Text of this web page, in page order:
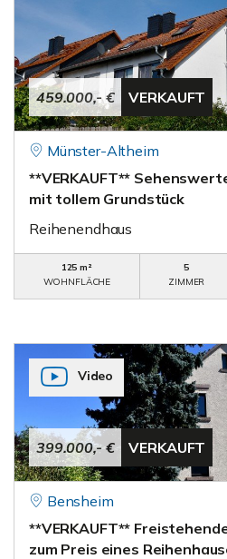
459.000,- € VERKAUFT
Münster-Altheim
**VERKAUFT**
mit tollem Grundstück
Reihenendhaus
125 m²
WOHNFLÄCHE
5
ZIMMER
399.000,- € VERKAUFT
Video
Bensheim
**VERKAUFT**
zum Preis eines